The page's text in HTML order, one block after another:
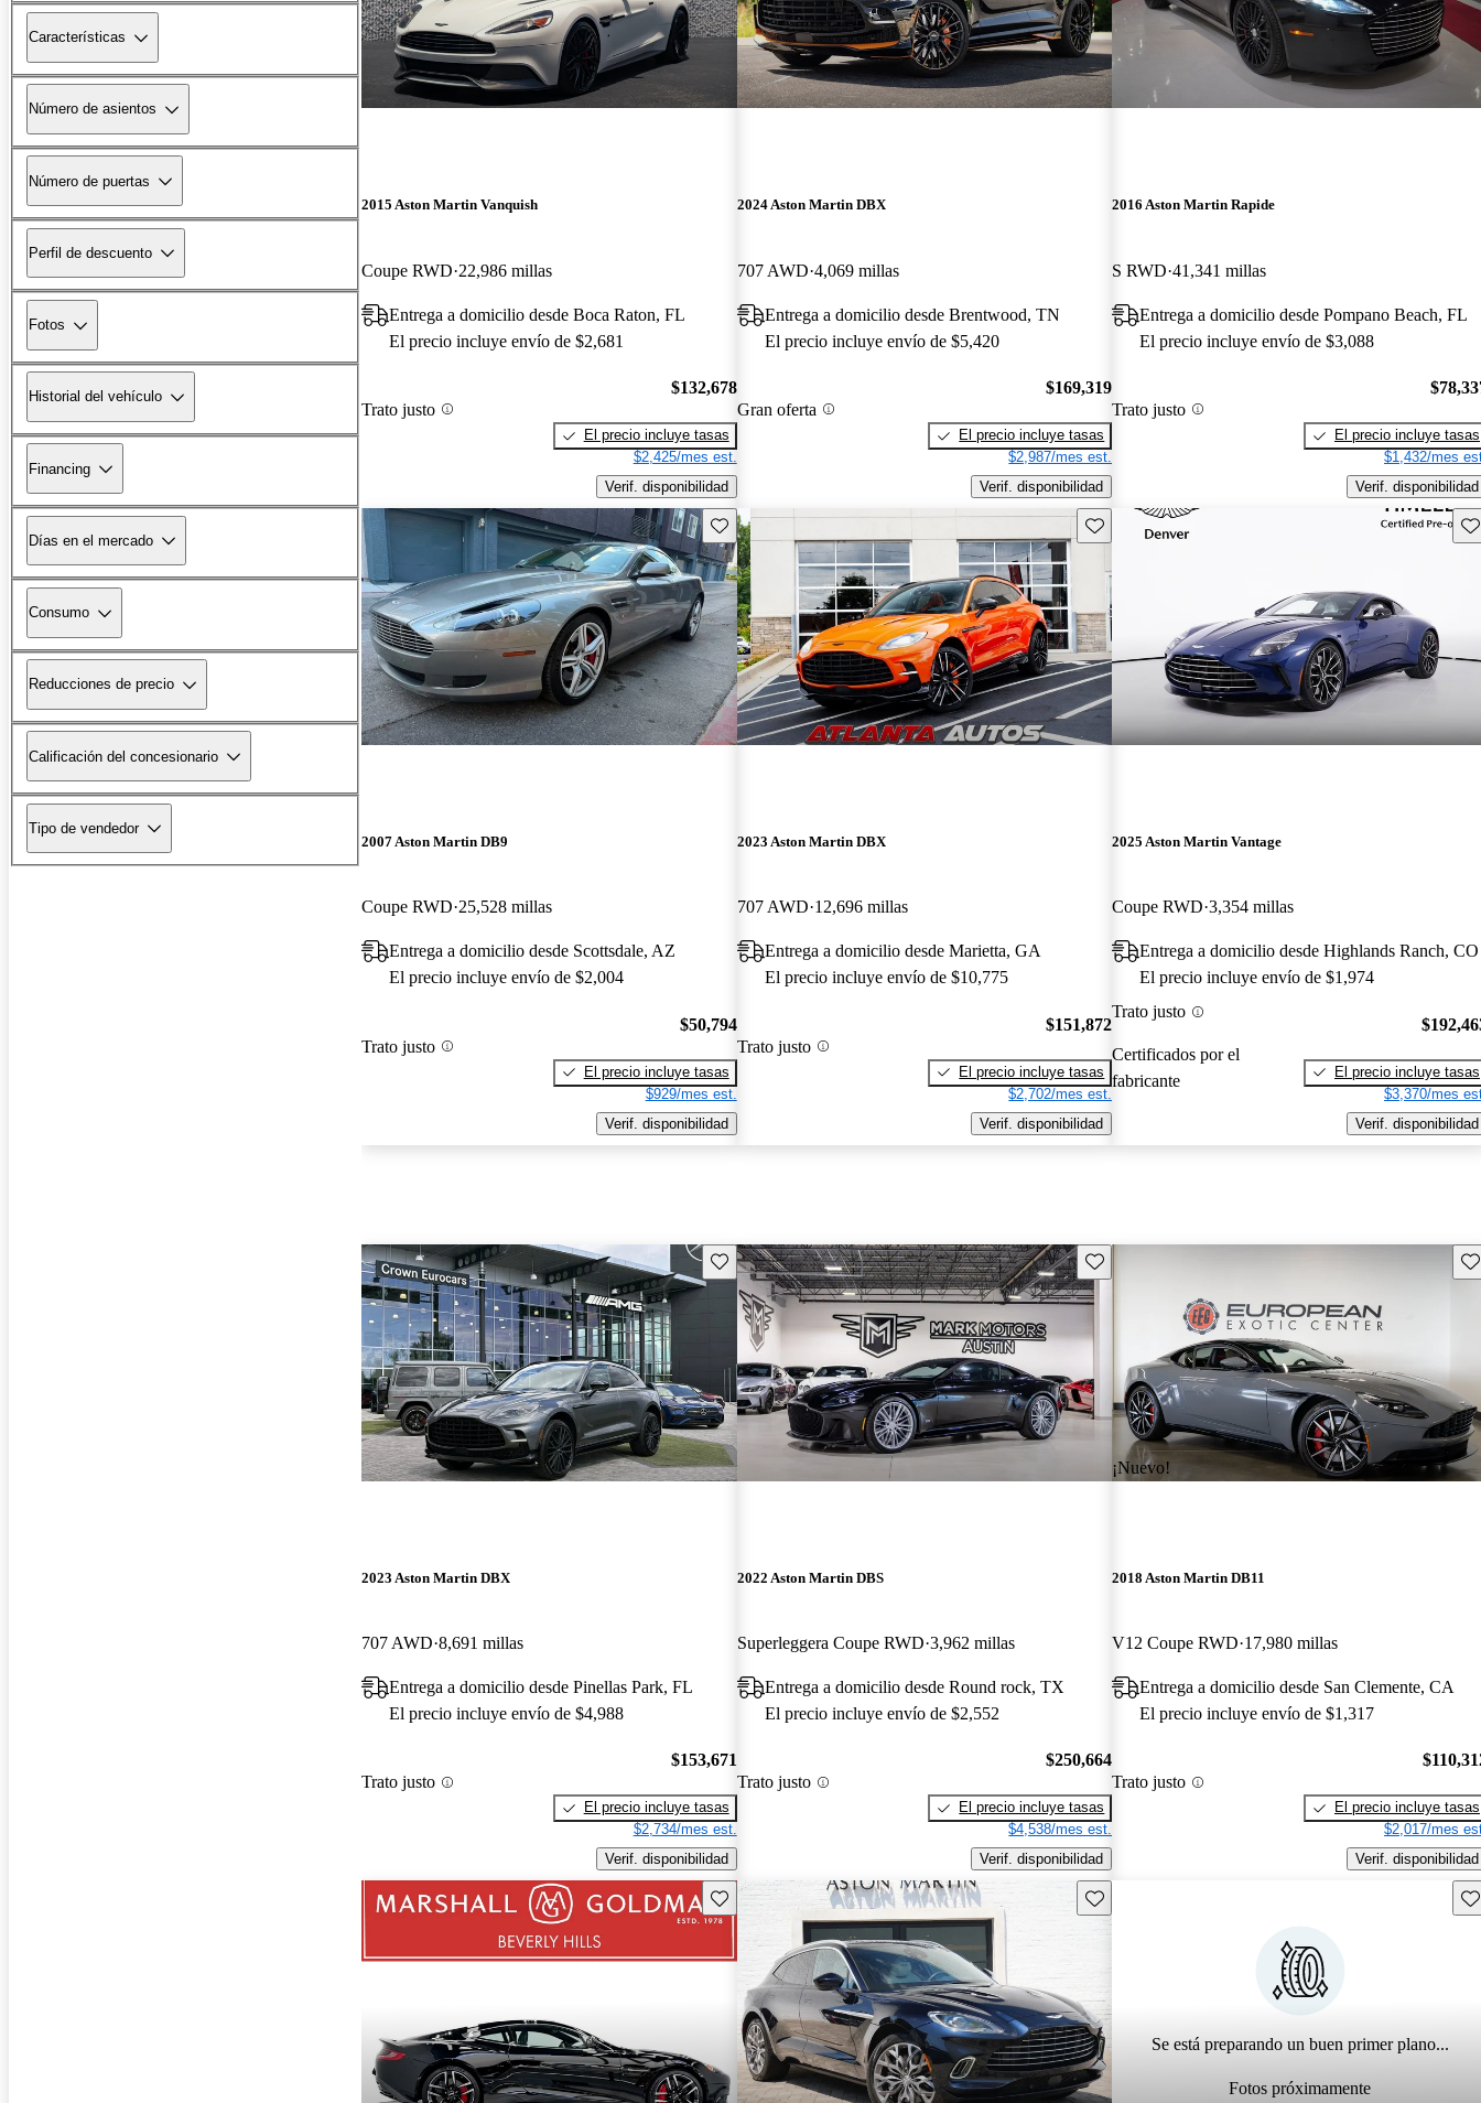
Características
Número de asientos
Número de puertas
Perfil de descuento
Fotos
Historial del vehículo
Financing
Días en el mercado
Consumo
Reducciones de precio
Calificación del concesionario
Tipo de vendedor
2015 Aston Martin Vanquish
Coupe RWD 22,986 millas
Entrega a domicilio desde Boca Raton, FL
El precio incluye envío de $2,681
Trato justo
$132,678
El precio incluye tasas
$2,425/mes est.
Verif. disponibilidad
2024 Aston Martin DBX
707 AWD 4,069 millas
Entrega a domicilio desde Brentwood, TN
El precio incluye envío de $5,420
Gran oferta
$169,319
El precio incluye tasas
$2,987/mes est.
Verif. disponibilidad
2016 Aston Martin Rapide
S RWD 41,341 millas
Entrega a domicilio desde Pompano Beach, FL
El precio incluye envío de $3,088
Trato justo
El precio incluye tasas
$1,432/mes
Verif. disponibilidad
Guarda este Aviso
2007 Aston Martin DB9
Coupe RWD 25,528 millas
Entrega a domicilio desde Scottsdale, AZ
El precio incluye envío de $2,004
Trato justo
$50,794
El precio incluye tasas
$929/mes est.
Verif. disponibilidad
Guarda este Aviso
2023 Aston Martin DBX
707 AWD 12,696 millas
Entrega a domicilio desde Marietta, GA
El precio incluye envío de $10,775
Trato justo
$151,872
El precio incluye tasas
$2,702/mes est.
Verif. disponibilidad
2025 Aston Martin Vantage
Coupe RWD 3,354 millas
Entrega a domicilio desde Highlands Ranch, CO
El precio incluye envío de $1,974
Trato justo
Certificados por el
fabricante
El precio incluye tasas
$3,370/mes
Verif. disponibilidad
Guarda este Aviso
2023 Aston Martin DBX
707 AWD 8,691 millas
Entrega a domicilio desde Pinellas Park, FL
El precio incluye envío de $4,988
Trato justo
$153,671
El precio incluye tasas
$2,734/mes est.
Verif. disponibilidad
Guarda este Aviso
2022 Aston Martin DBS
Superleggera Coupe RWD 3,962 millas
Entrega a domicilio desde Round rock, TX
El precio incluye envío de $2,552
Trato justo
$250,664
El precio incluye tasas
$4,538/mes est.
Verif. disponibilidad
¡Nuevo!
2018 Aston Martin DB11
V12 Coupe RWD 17,980 millas
Entrega a domicilio desde San Clemente, CA
El precio incluye envío de $1,317
Trato justo
El precio incluye tasas
$2,017/mes
Verif. disponibilidad
Guarda este Aviso Guarda este Aviso
Se está preparando un buen primer plano...
Fotos próximamente